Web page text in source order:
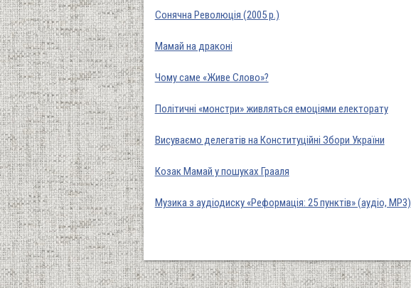
Сонячна Революція (2005 р.)
Мамай на драконі
Чому саме «Живе Слово»?
Політичні «монстри» живляться емоціями електорату
Висуваємо делегатів на Конституційні Збори України
Козак Мамай у пошуках Грааля
Музика з аудіодиску «Реформація: 25 пунктів» (аудіо, MP3)